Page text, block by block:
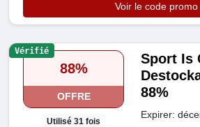
Voir le code promo
88%
OFFRE
Utilisé 31 fois
Sport Is
88%
Expirer:
Vérifié